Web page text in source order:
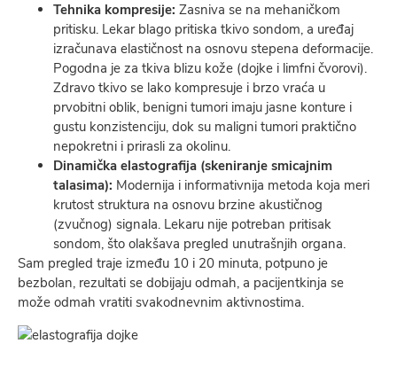
Tehnika kompresije: Zasniva se na mehaničkom
pritisku. Lekar blago pritiska tkivo sondom, a uređaj
izračunava elastičnost na osnovu stepena deformacije.
Pogodna je za tkiva blizu kože (dojke i limfni čvorovi).
Zdravo tkivo se lako kompresuje i brzo vraća u
prvobitni oblik, benigni tumori imaju jasne konture i
gustu konzistenciju, dok su maligni tumori praktično
nepokretni i prirasli za okolinu.
Dinamička elastografija (skeniranje smicajnim
talasima): Modernija i informativnija metoda koja meri
krutost struktura na osnovu brzine akustičnog
(zvučnog) signala. Lekaru nije potreban pritisak
sondom, što olakšava pregled unutrašnjih organa.
Sam pregled traje između 10 i 20 minuta, potpuno je
bezbolan, rezultati se dobijaju odmah, a pacijentkinja se
može odmah vratiti svakodnevnim aktivnostima.